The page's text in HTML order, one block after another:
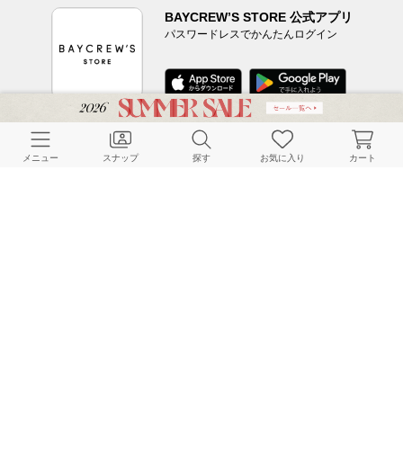
BAYCREW’S STORE 公式アプリ
パスワードレスでかんたんログイン
CUSTOMER SERVICE
メニュー スナップ 探す お気に入り カート